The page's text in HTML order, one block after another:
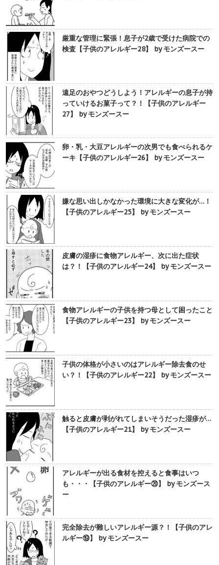
厳重な管理に緊張！息子が2歳で受けた病院での
検査【子供のアレルギー28】 by モンズースー
遠足のおやつどうしよう！アレルギーの息子が持
っていけるお菓子って？！【子供のアレルギー
27】 by モンズースー
卵・乳・大豆アレルギーの次男でも食べられるケ
ーキ【子供のアレルギー26】 by モンズースー
嫌な思い出しかなかった環境に大きな変化が…！
【子供のアレルギー25】 by モンズースー
皮膚の湿疹に食物アレルギー、次に出た症状
は？！【子供のアレルギー24】 by モンズースー
食物アレルギーの子供を持つ母として困ったこと
【子供のアレルギー23】 by モンズースー
子供の体格が小さいのはアレルギー除去食のせ
い？！【子供のアレルギー22】 by モンズースー
触ると皮膚が剥がれてしまいそうだった湿疹が…
【子供のアレルギー21】 by モンズースー
アレルギーが出る食材を控えると食事はいつ
も・・・【子供のアレルギー⑳】 by モンズース
ー
完全除去が難しいアレルギー源？！【子供のアレ
ルギー⑲】 by モンズースー